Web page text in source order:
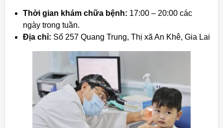
Thời gian khám chữa bệnh: 17:00 – 20:00 các
ngày trong tuần.
Địa chỉ: Số 257 Quang Trung, Thị xã An Khê, Gia Lai